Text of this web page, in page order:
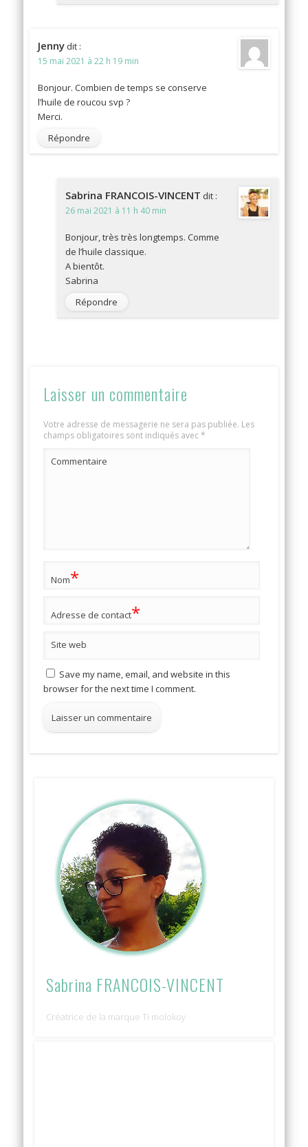
Jenny dit :
15 mai 2021 à 22 h 19 min
Bonjour. Combien de temps se conserve
l’huile de roucou svp ?
Merci.
Répondre
Sabrina FRANCOIS-VINCENT dit :
26 mai 2021 à 11 h 40 min
Bonjour, très très longtemps. Comme
de l’huile classique.
A bientôt.
Sabrina
Répondre
Laisser un commentaire
Votre adresse de messagerie ne sera pas publiée. Les
champs obligatoires sont indiqués avec*
Commentaire
Nom*
Adresse de contact*
Site web
Save my name, email, and website in this
browser for the next time I comment.
Sabrina FRANCOIS-VINCENT
Créatrice de la marque Ti molokoy